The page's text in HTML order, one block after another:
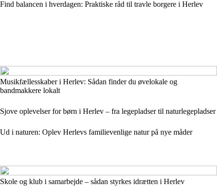
Find balancen i hverdagen: Praktiske råd til travle borgere i Herlev
Musikfællesskaber i Herlev: Sådan finder du øvelokale og
bandmakkere lokalt
Sjove oplevelser for børn i Herlev – fra legepladser til naturlegepladser
Ud i naturen: Oplev Herlevs familievenlige natur på nye måder
Skole og klub i samarbejde – sådan styrkes idrætten i Herlev